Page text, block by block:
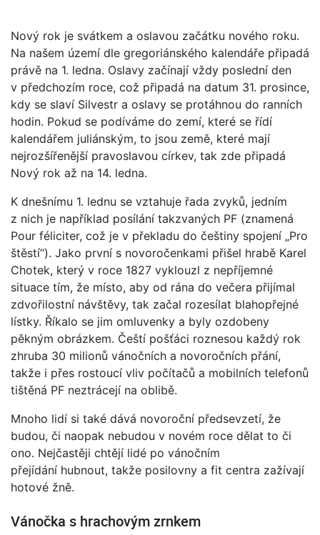
Nový rok je svátkem a oslavou začátku nového roku.
Na našem území dle gregoriánského kalendáře připadá
právě na 1. ledna. Oslavy začínají vždy poslední den
v předchozím roce, což připadá na datum 31. prosince,
kdy se slaví Silvestr a oslavy se protáhnou do ranních
hodin. Pokud se podíváme do zemí, které se řídí
kalendářem juliánským, to jsou země, které mají
nejrozšířenější pravoslavou církev, tak zde připadá
Nový rok až na 14. ledna.
K dnešnímu 1. lednu se vztahuje řada zvyků, jedním
z nich je například posílání takzvaných PF (znamená
Pour féliciter, což je v překladu do češtiny spojení „Pro
štěstí“). Jako první s novoročenkami přišel hrabě Karel
Chotek, který v roce 1827 vyklouzl z nepříjemné
situace tím, že místo, aby od rána do večera přijímal
zdvořilostní návštěvy, tak začal rozesílat blahopřejné
lístky. Říkalo se jim omluvenky a byly ozdobeny
pěkným obrázkem. Čeští pošťáci roznesou každý rok
zhruba 30 milionů vánočních a novoročních přání,
takže i přes rostoucí vliv počítačů a mobilních telefonů
tištěná PF neztrácejí na oblibě.
Mnoho lidí si také dává novoroční předsevzetí, že
budou, či naopak nebudou v novém roce dělat to či
ono. Nejčastěji chtějí lidé po vánočním
přejídání hubnout, takže posilovny a fit centra zažívají
hotové žně.
Vánočka s hrachovým zrnkem